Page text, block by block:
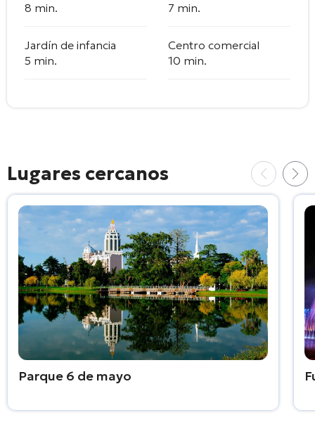
8 min.
7 min.
Jardín de infancia
5 min.
Centro comercial
10 min.
Lugares cercanos
Parque 6 de mayo